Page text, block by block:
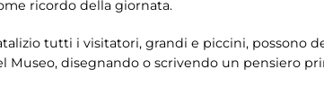
ricordo della giornata.
tutti i visitatori, grandi e piccini, possono
Museo, disegnando o scrivendo un pensiero